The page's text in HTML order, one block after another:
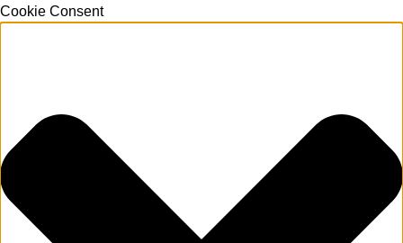
Cookie Consent